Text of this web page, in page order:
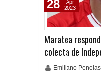
Maratea
colecta de
Emiliano Penelas
28
Apr
2023